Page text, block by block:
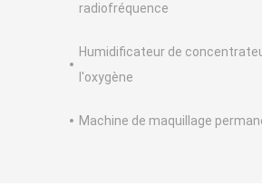
radiofréquence
Humidificateur de
l'oxygène
Machine de maquillage